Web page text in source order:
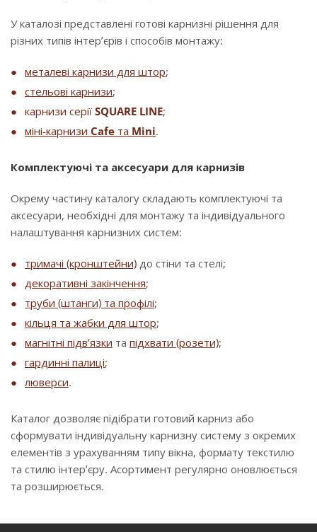
У каталозі представлені готові карнизні рішення для
різних типів інтер’єрів і способів монтажу:
металеві карнизи для штор;
стельові карнизи;
карнизи серії SQUARE LINE;
міні-карнизи Cafe та Mini.
Комплектуючі та аксесуари для карнизів
Окрему частину каталогу складають комплектуючі та
аксесуари, необхідні для монтажу та індивідуального
налаштування карнизних систем:
тримачі (кронштейни) до стіни та стелі;
декоративні закінчення;
труби (штанги) та профілі;
кільця та жабки для штор;
магнітні підв’язки та підхвати (розети);
гардинні палиці;
люверси.
Каталог дозволяє підібрати готовий карниз або
сформувати індивідуальну карнизну систему з окремих
елементів з урахуванням типу вікна, формату текстилю
та стилю інтер’єру. Асортимент регулярно оновлюється
та розширюється.